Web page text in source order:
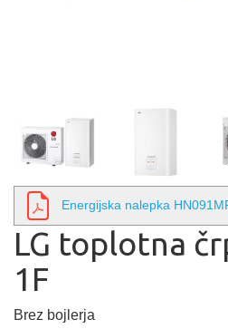
Energijska nalepka
LG toplotna
1F
Brez bojlerja